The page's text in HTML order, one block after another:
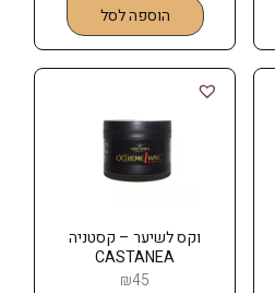
הוספה לסל
וקס לשיער – קסטניה
CASTANEA
₪45